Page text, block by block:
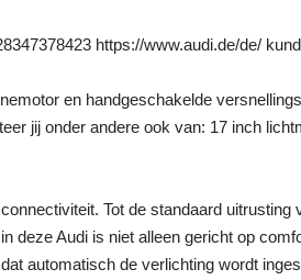
https://www.audi.de/de/
en handgeschakelde
jij onder andere ook van: 17 inch
Tot de standaard
Audi is niet alleen gericht op
automatisch de verlichting wordt